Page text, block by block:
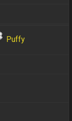
Puffy